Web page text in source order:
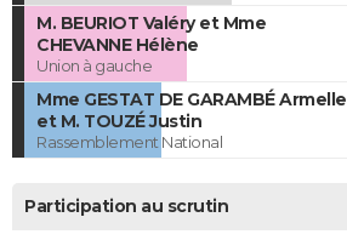
M. BEURIOT Valéry et Mme
CHEVANNE Hélène
Union à gauche
Mme GESTAT DE GARAMBÉ Armelle
et M. TOUZÉ Justin
Rassemblement National
Participation au scrutin